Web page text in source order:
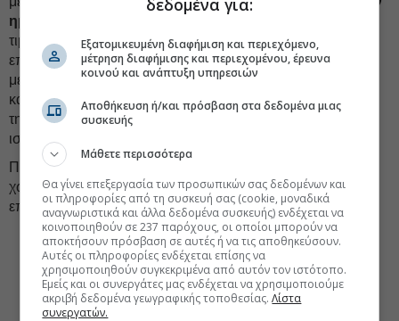
ημερομηνία λήξης τους.
τιμολόγηση φάσματος με τρόπο που ενθαρρύνει την
επένδυση, γεγονός που όπως είπε μπορεί να επιτευχθεί
μέσω του καθορισμού του τέλους ανανέωσης συντηρητικά
και διασφαλίζοντας ότι αντανακλά τις σημερινές συνθήκες
της ελληνικής αγοράς, αποφεύγοντας την εξάρτηση από
ιστορικές τιμές.
Παράλληλα, προτείνει ακόμη και ανανεώσεις φάσματος
χωρίς χρέωση, εφόσον συνδέονται με δεσμεύσεις
επενδύσεων και στόχους συνδεσιμότητας.
#Nova #Vodafone #ΔΕΗ
#Εθνική Επιτροπή Τηλεπικοινωνιών Ταχυδρομείων, ΕΕΤΤ
#Κινητή τηλεφωνία #ΟΤΕ
Εξατομικευμένη διαφήμιση και περιεχόμενο,
μέτρηση διαφήμισης και περιεχομένου, έρευνα
κοινού και ανάπτυξη υπηρεσιών
Αποθήκευση ή/και πρόσβαση στα δεδομένα μιας
συσκευής
Μάθετε περισσότερα
Θα γίνει επεξεργασία των προσωπικών σας δεδομένων και
οι πληροφορίες από τη συσκευή σας (cookie, μοναδικά
αναγνωριστικά και άλλα δεδομένα συσκευής) ενδέχεται να
κοινοποιηθούν σε 237 παρόχους, οι οποίοι μπορούν να
αποκτήσουν πρόσβαση σε αυτές ή να τις αποθηκεύσουν.
Αυτές οι πληροφορίες ενδέχεται επίσης να
χρησιμοποιηθούν συγκεκριμένα από αυτόν τον ιστότοπο.
Εμείς και οι συνεργάτες μας ενδέχεται να χρησιμοποιούμε
ακριβή δεδομένα γεωγραφικής τοποθεσίας.Λίστα
συνεργατών.